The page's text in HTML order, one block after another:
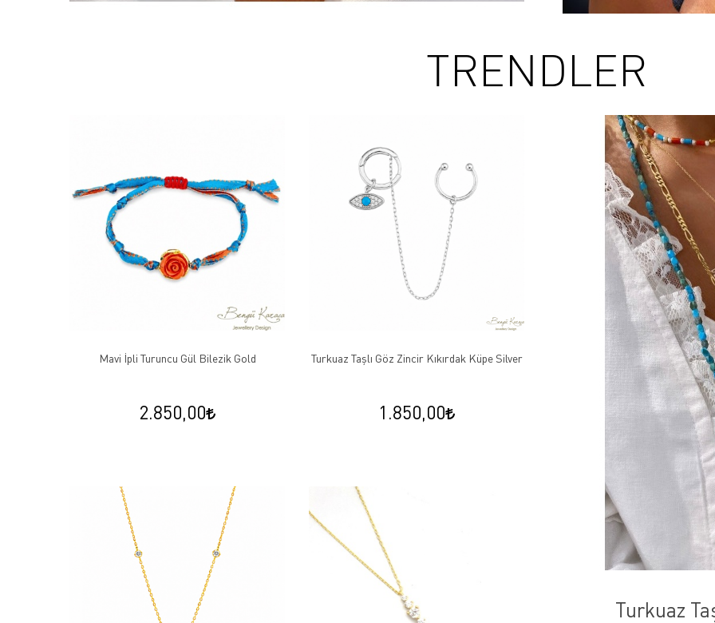
TRENDLER
Mavi İpli Turuncu Gül Bilezik Gold
2.850,00
Turkuaz Taşlı Göz Zincir Kıkırdak Küpe Silver
1.850,00
İnci Arı Broş Turkuaz Taşlı Koleksiyon